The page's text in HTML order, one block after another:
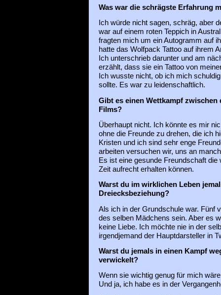
Was war die schrägste Erfahrung
Ich würde nicht sagen, schräg, aber
war auf einem roten Teppich in
fragten mich um ein Autogramm auf
hatte das Wolfpack Tattoo auf ihrem
Ich unterschrieb darunter und am
erzählt, dass sie ein Tattoo von
Ich wusste nicht, ob ich mich
sollte. Es war zu leidenschaftlich.
Gibt es einen Wettkampf zwischen
Films?
Überhaupt nicht. Ich könnte es mir
ohne die Freunde zu drehen, die ich
Kristen und ich sind sehr enge
arbeiten versuchen wir, uns an
Es ist eine gesunde Freundschaft die
Zeit aufrecht erhalten können.
Warst du im wirklichen Leben
Dreiecksbeziehung?
Als ich in der Grundschule war. Fünf
des selben Mädchens sein. Aber es
keine Liebe. Ich möchte nie in der
irgendjemand der Hauptdarsteller in
Warst du jemals in einen Kampf
verwickelt?
Wenn sie wichtig genug für mich
Und ja, ich habe es in der